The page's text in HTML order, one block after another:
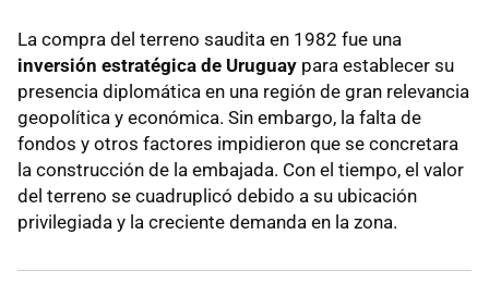
La compra del terreno saudita en 1982 fue una
inversión estratégica de Uruguay para establecer su
presencia diplomática en una región de gran relevancia
geopolítica y económica. Sin embargo, la falta de
fondos y otros factores impidieron que se concretara
la construcción de la embajada. Con el tiempo, el valor
del terreno se cuadruplicó debido a su ubicación
privilegiada y la creciente demanda en la zona.